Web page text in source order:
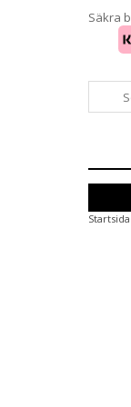
Säkra
Startsida